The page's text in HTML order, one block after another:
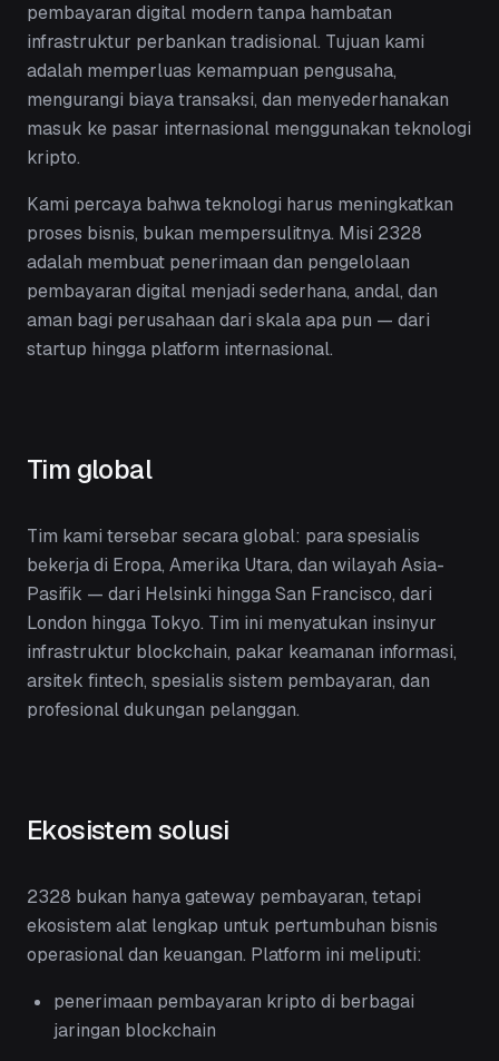
pembayaran digital modern tanpa hambatan
infrastruktur perbankan tradisional. Tujuan kami
adalah memperluas kemampuan pengusaha,
mengurangi biaya transaksi, dan menyederhanakan
masuk ke pasar internasional menggunakan teknologi
kripto.
Kami percaya bahwa teknologi harus meningkatkan
proses bisnis, bukan mempersulitnya. Misi 2328
adalah membuat penerimaan dan pengelolaan
pembayaran digital menjadi sederhana, andal, dan
aman bagi perusahaan dari skala apa pun — dari
startup hingga platform internasional.
Tim global
Tim kami tersebar secara global: para spesialis
bekerja di Eropa, Amerika Utara, dan wilayah Asia-
Pasifik — dari Helsinki hingga San Francisco, dari
London hingga Tokyo. Tim ini menyatukan insinyur
infrastruktur blockchain, pakar keamanan informasi,
arsitek fintech, spesialis sistem pembayaran, dan
profesional dukungan pelanggan.
Ekosistem solusi
2328 bukan hanya gateway pembayaran, tetapi
ekosistem alat lengkap untuk pertumbuhan bisnis
operasional dan keuangan. Platform ini meliputi:
penerimaan pembayaran kripto di berbagai
jaringan blockchain